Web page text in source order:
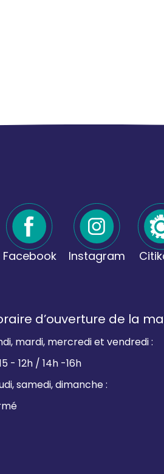
Facebook Instagram
d’ouverture de la
mardi, mercredi et vendredi :
- 12h / 14h -16h
samedi, dimanche :